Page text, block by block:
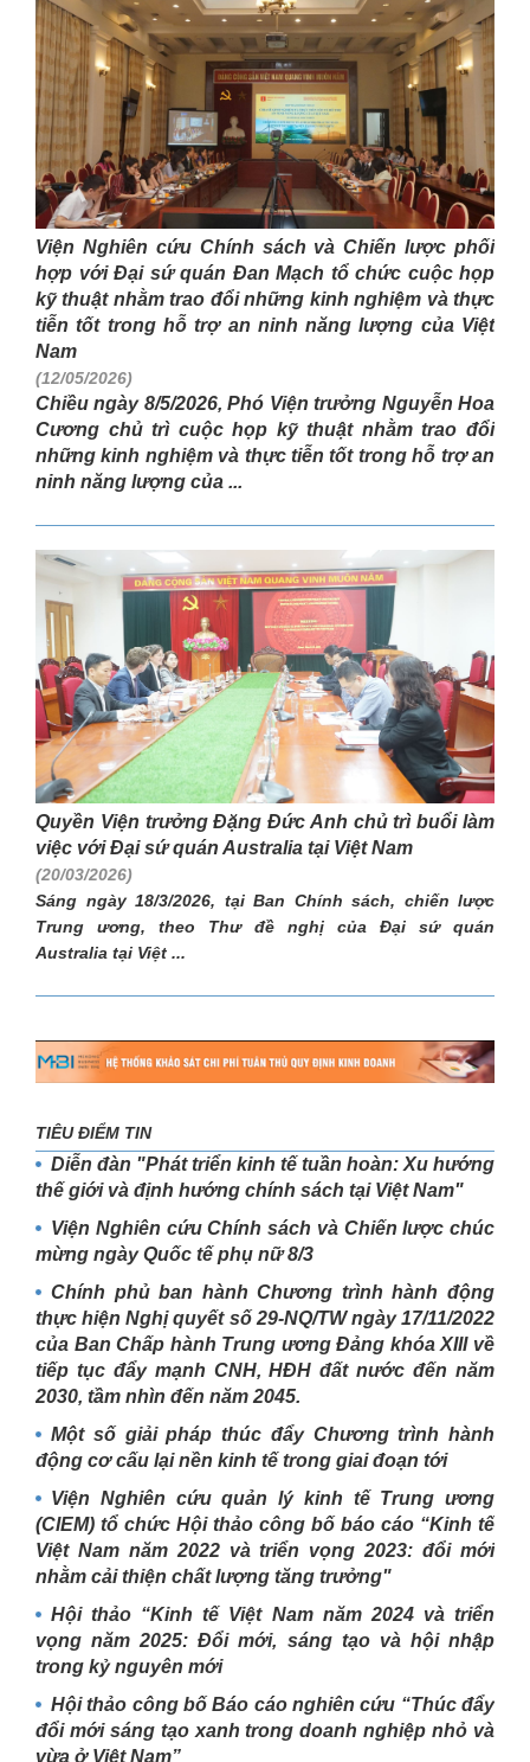
Viện Nghiên cứu Chính sách và Chiến lược phối
hợp với Đại sứ quán Đan Mạch tổ chức cuộc họp
kỹ thuật nhằm trao đổi những kinh nghiệm và thực
tiễn tốt trong hỗ trợ an ninh năng lượng của Việt
Nam
(12/05/2026)
Chiều ngày 8/5/2026, Phó Viện trưởng Nguyễn Hoa
Cương chủ trì cuộc họp kỹ thuật nhằm trao đổi
những kinh nghiệm và thực tiễn tốt trong hỗ trợ an
ninh năng lượng của ...
Quyền Viện trưởng Đặng Đức Anh chủ trì buổi làm
việc với Đại sứ quán Australia tại Việt Nam
(20/03/2026)
Sáng ngày 18/3/2026, tại Ban Chính sách, chiến lược
Trung ương, theo Thư đề nghị của Đại sứ quán
Australia tại Việt ...
TIÊU ĐIỂM TIN
Diễn đàn "Phát triển kinh tế tuần hoàn: Xu hướng
thế giới và định hướng chính sách tại Việt Nam"
Viện Nghiên cứu Chính sách và Chiến lược chúc
mừng ngày Quốc tế phụ nữ 8/3
Chính phủ ban hành Chương trình hành động
thực hiện Nghị quyết số 29-NQ/TW ngày 17/11/2022
của Ban Chấp hành Trung ương Đảng khóa XIII về
tiếp tục đẩy mạnh CNH, HĐH đất nước đến năm
2030, tầm nhìn đến năm 2045.
Một số giải pháp thúc đẩy Chương trình hành
động cơ cấu lại nền kinh tế trong giai đoạn tới
Viện Nghiên cứu quản lý kinh tế Trung ương
(CIEM) tổ chức Hội thảo công bố báo cáo “Kinh tế
Việt Nam năm 2022 và triển vọng 2023: đổi mới
nhằm cải thiện chất lượng tăng trưởng"
Hội thảo “Kinh tế Việt Nam năm 2024 và triển
vọng năm 2025: Đổi mới, sáng tạo và hội nhập
trong kỷ nguyên mới
Hội thảo công bố Báo cáo nghiên cứu “Thúc đẩy
đổi mới sáng tạo xanh trong doanh nghiệp nhỏ và
vừa ở Việt Nam”